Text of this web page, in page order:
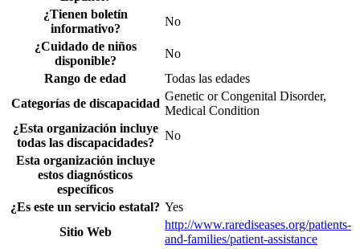
¿Tienen boletín
informativo?
No
¿Cuidado de niños
disponible?
No
Rango de edad
Todas las edades
Categorías de discapacidad
Genetic or Congenital Disorder,
Medical Condition
¿Esta organización incluye
todas las discapacidades?
No
Esta organización incluye
estos diagnósticos
específicos
¿Es este un servicio estatal? Yes
Sitio Web
http://www.rarediseases.org/patients-
and-families/patient-assistance